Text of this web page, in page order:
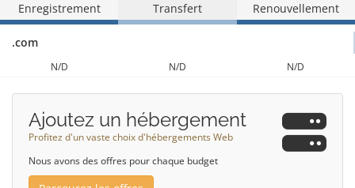
Enregistrement
Transfert Renouvellement
.com
N/D N/D N/D
Ajoutez un hébergement
Profitez d'un vaste choix d'hébergements Web
Nous avons des offres pour chaque budget